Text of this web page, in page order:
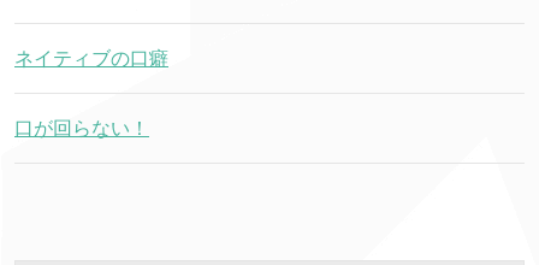
ネイティブの口癖
口が回らない！